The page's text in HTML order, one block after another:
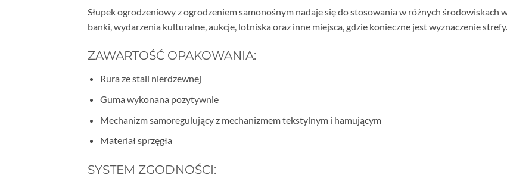
Słupek ogrodzeniowy z ogrodzeniem samonośnym nadaje się do stosowania w różnych środowiskach
banki, wydarzenia kulturalne, aukcje, lotniska oraz inne miejsca, gdzie konieczne jest wyznaczenie strefy.
ZAWARTOŚĆ OPAKOWANIA:
Rura ze stali nierdzewnej
Guma wykonana pozytywnie
Mechanizm samoregulujący z mechanizmem tekstylnym i hamującym
Materiał sprzęgła
SYSTEM ZGODNOŚCI: